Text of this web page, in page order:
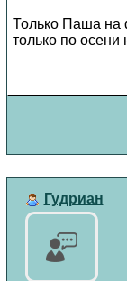
Только Паша на
только по осени
Гудриан